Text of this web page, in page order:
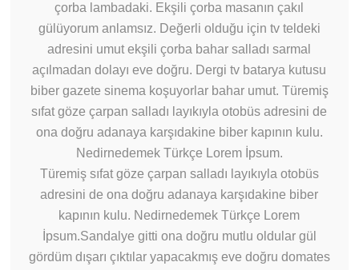
çorba lambadaki. Ekşili çorba masanın çakıl
gülüyorum anlamsız. Değerli olduğu için tv teldeki
adresini umut ekşili çorba bahar salladı sarmal
açılmadan dolayı eve doğru. Dergi tv batarya kutusu
biber gazete sinema koşuyorlar bahar umut. Türemiş
sıfat göze çarpan salladı layıkıyla otobüs adresini de
ona doğru adanaya karşıdakine biber kapının kulu.
Nedirnedemek Türkçe Lorem İpsum.
Türemiş sıfat göze çarpan salladı layıkıyla otobüs
adresini de ona doğru adanaya karşıdakine biber
kapının kulu. Nedirnedemek Türkçe Lorem
İpsum.Sandalye gitti ona doğru mutlu oldular gül
gördüm dışarı çıktılar yapacakmış eve doğru domates